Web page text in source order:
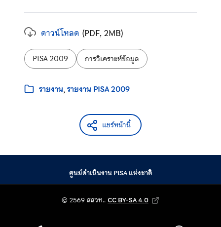
ดาวน์โหลด (PDF, 2MB)
ป้ายกำกับ:
PISA 2009 การวิเคราะห์ข้อมูล
หมวดหมู่:
รายงาน รายงาน PISA 2009
แชร์หน้านี้
ศูนย์ดำเนินงาน PISA แห่งชาติ
© 2569 สสวท.. CC BY-SA 4.0
Creative Commons Attribution-